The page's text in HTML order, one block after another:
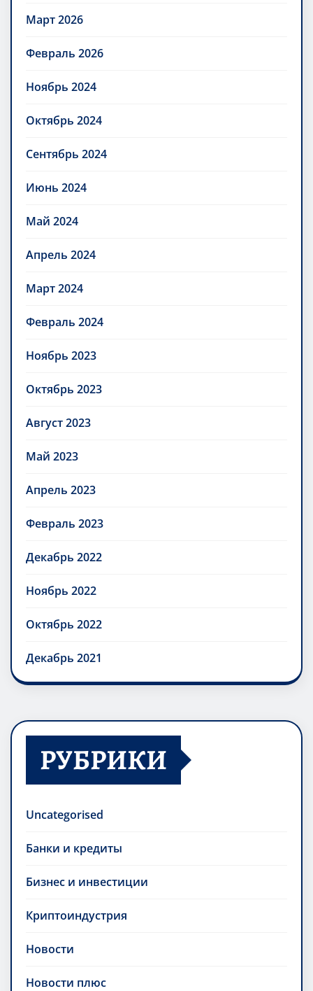
Март 2026
Февраль 2026
Ноябрь 2024
Октябрь 2024
Сентябрь 2024
Июнь 2024
Май 2024
Апрель 2024
Март 2024
Февраль 2024
Ноябрь 2023
Октябрь 2023
Август 2023
Май 2023
Апрель 2023
Февраль 2023
Декабрь 2022
Ноябрь 2022
Октябрь 2022
Декабрь 2021
РУБРИКИ
Uncategorised
Банки и кредиты
Бизнес и инвестиции
Криптоиндустрия
Новости
Новости плюс